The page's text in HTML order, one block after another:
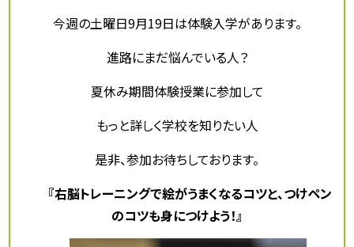
今週の土曜日9月19日は体験入学があります。
進路にまだ悩んでいる人？
夏休み期間体験授業に参加して
もっと詳しく学校を知りたい人
是非、参加お待ちしております。
『右脳トレーニングで絵がうまくなるコツと、つけペン
のコツも身につけよう！』